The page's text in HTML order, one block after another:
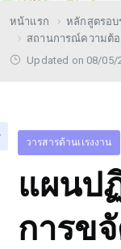
หน้าแรก
หลักสูตรอบ
สถานการณ์ความต้อ
Updated on 08/05/
วารสารด้านเเรงงาน
แผนป
การข